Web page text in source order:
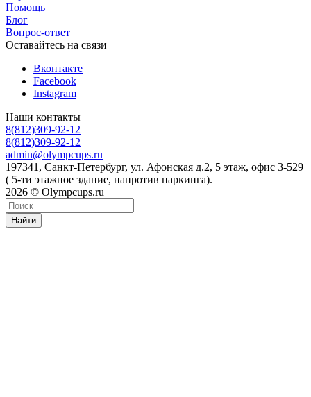
Помощь
Блог
Вопрос-ответ
Оставайтесь на связи
Вконтакте
Facebook
Instagram
Наши контакты
8(812)309-92-12
8(812)309-92-12
admin@olympcups.ru
197341, Санкт-Петербург, ул. Афонская д.2, 5 этаж, офис 3-529
( 5-ти этажное здание, напротив паркинга).
2026 © Olympcups.ru
Найти